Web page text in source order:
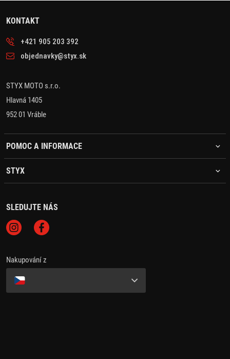
KONTAKT
+421 905 203 392
objednavky@styx.sk
STYX MOTO s.r.o.
Hlavná 1405
952 01 Vráble
POMOC A INFORMACE
STYX
SLEDUJTE NÁS
Nakupování z